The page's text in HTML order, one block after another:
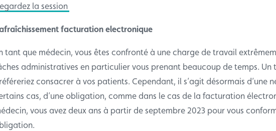
la session
facturation electronique
tant que médecin, vous êtes confronté à une charge de travail
administratives en particulier vous prenant beaucoup de temps. Un
consacrer à vos patients. Cependant, il s’agit désormais d’une
cas, d’une obligation, comme dans le cas de la facturation
vous avez deux ans à partir de septembre 2023 pour vous